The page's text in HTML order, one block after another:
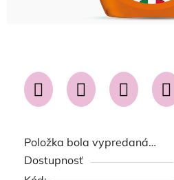
Položka bola vypredaná…
Dostupnosť